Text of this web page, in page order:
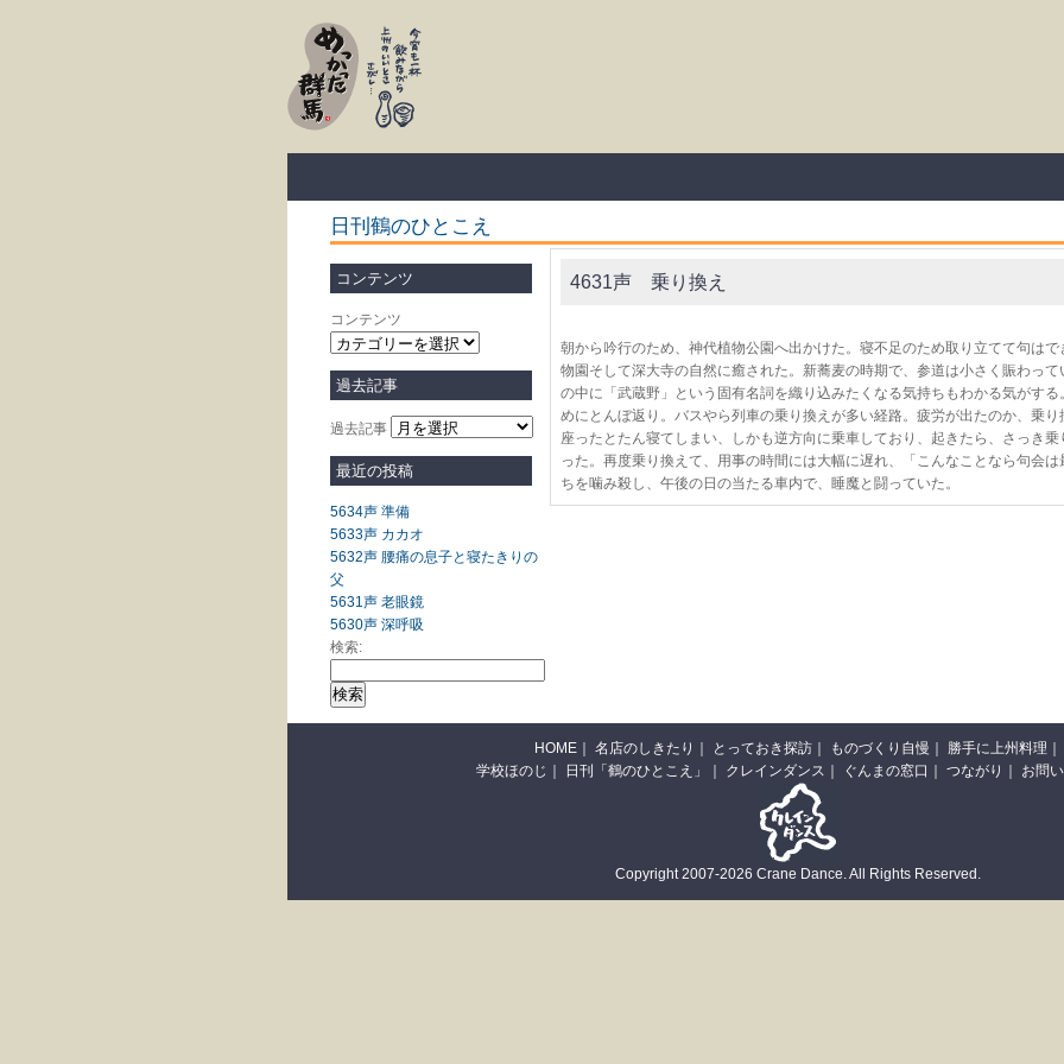
日刊鶴のひとこえ
コンテンツ
コンテンツ
過去記事
過去記事
最近の投稿
5634声 準備
5633声 カカオ
5632声 腰痛の息子と寝たきりの
父
5631声 老眼鏡
5630声 深呼吸
検索:
4631声 乗り換え
朝から吟行のため、神代植物公園へ出かけた。寝不足のため取り立てて句は
物園そして深大寺の自然に癒された。新蕎麦の時期で、参道は小さく賑わっ
の中に「武蔵野」という固有名詞を織り込みたくなる気持ちもわかる気がす
めにとんぼ返り。バスやら列車の乗り換えが多い経路。疲労が出たのか、乗
座ったとたん寝てしまい、しかも逆方向に乗車しており、起きたら、さっき
った。再度乗り換えて、用事の時間には大幅に遅れ、「こんなことなら句会
ちを噛み殺し、午後の日の当たる車内で、睡魔と闘っていた。
HOME 名店のしきたり とっておき探訪 ものづくり自慢 勝手に上州料理
学校ほのじ
日刊「鶴のひとこえ」 クレインダンス ぐんまの窓口 つながり お問
Copyright 2007-2026 Crane Dance. All Rights Reserved.